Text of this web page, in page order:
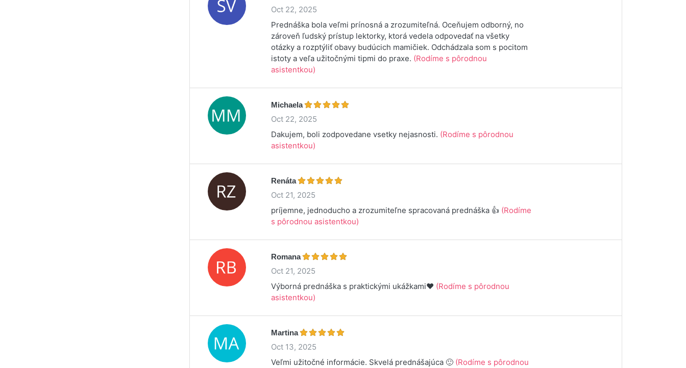
Oct 22, 2025
Prednáška bola veľmi prínosná a zrozumiteľná. Oceňujem odborný, no
zároveň ľudský prístup lektorky, ktorá vedela odpovedať na všetky
otázky a rozptýliť obavy budúcich mamičiek. Odchádzala som s pocitom
istoty a veľa užitočnými tipmi do praxe. (Rodíme s pôrodnou
asistentkou)
Michaela
Oct 22, 2025
Dakujem, boli zodpovedane vsetky nejasnosti. (Rodíme s pôrodnou
asistentkou)
Renáta
Oct 21, 2025
príjemne, jednoducho a zrozumiteľne spracovaná prednáška 👍 (Rodíme
s pôrodnou asistentkou)
Romana
Oct 21, 2025
Výborná prednáška s praktickými ukážkami❤️ (Rodíme s pôrodnou
asistentkou)
Martina
Oct 13, 2025
Veľmi užitočné informácie. Skvelá prednášajúca 🙂 (Rodíme s pôrodnou